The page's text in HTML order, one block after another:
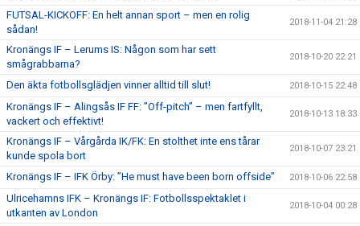
FUTSAL-KICKOFF: En helt annan sport – men en rolig
sådan!
2018-11-04 21:28
Kronängs IF – Lerums IS: Någon som har sett
smågrabbarna?
2018-10-20 22:21
Den äkta fotbollsglädjen vinner alltid till slut! 2018-10-15 22:48
Kronängs IF – Alingsås IF FF: ”Off-pitch” – men fartfyllt,
vackert och effektivt!
2018-10-13 18:33
Kronängs IF – Vårgårda IK/FK: En stolthet inte ens tårar
kunde spola bort
2018-10-07 23:21
Kronängs IF – IFK Örby: ”He must have been born offside” 2018-10-06 22:58
Ulricehamns IFK – Kronängs IF: Fotbollsspektaklet i
utkanten av London
2018-10-04 00:28